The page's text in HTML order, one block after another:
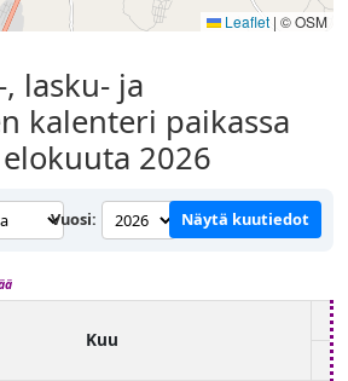
Leaflet | © OSM
lasku- ja
kalenteri paikassa
2026
Vuosi: Näytä kuutiedot
Kuu